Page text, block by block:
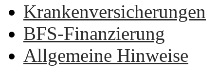
Krankenversicherungen
BFS-Finanzierung
Allgemeine Hinweise